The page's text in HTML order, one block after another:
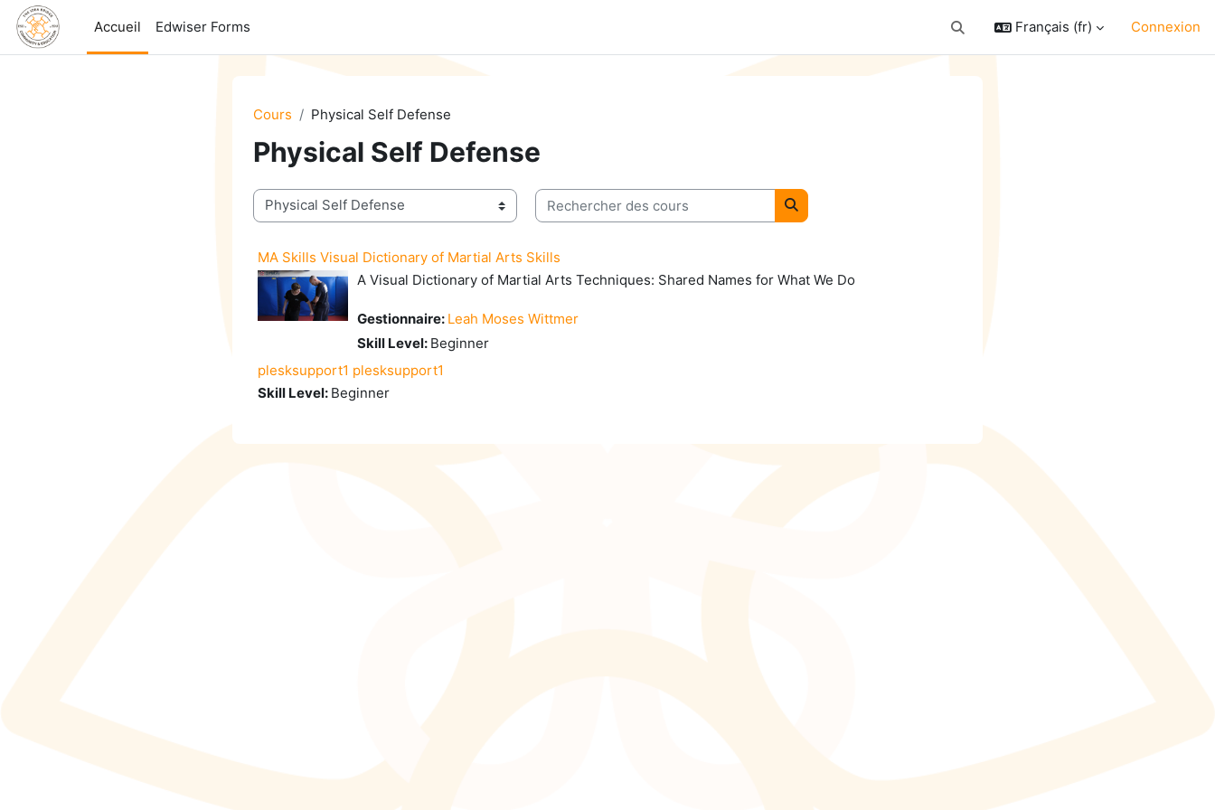
Passer au contenu principal
Accueil
Edwiser Forms Activer/désactiver la saisie de recherche
Français ‎(fr)‎ Connexion
Cours Physical Self Defense
Physical Self Defense
Catégories de cours
Rechercher des cours
Rechercher des cours
MA Skills Visual Dictionary of Martial Arts Skills
A Visual Dictionary of Martial Arts Techniques: Shared Names for What We Do
Gestionnaire: Leah Moses Wittmer
Skill Level: Beginner
plesksupport1 plesksupport1
Skill Level: Beginner